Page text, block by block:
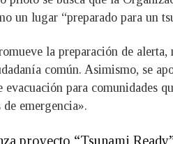
un lugar “preparado para un
la preparación de
común. Asimismo, se
evacuación para comunidades
de emergencia».
proyecto “Tsunami